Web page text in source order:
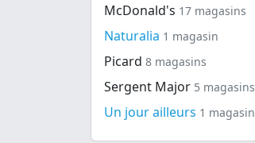
McDonald's 17 magasins
Naturalia 1 magasin
Picard 8 magasins
Sergent Major 5 magasins
Un jour ailleurs 1 magasin